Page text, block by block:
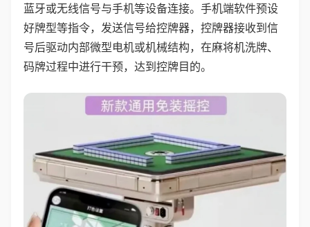
蓝牙或无线信号与手机等设备连接。手机端软件预设
好牌型等指令，发送信号给控牌器，控牌器接收到信
号后驱动内部微型电机或机械结构，在麻将机洗牌、
码牌过程中进行干预，达到控牌目的。